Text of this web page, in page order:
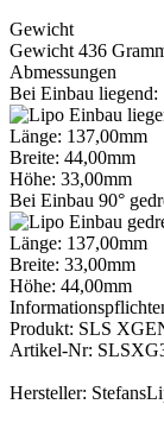
Gewicht
Gewicht 436
Abmessungen
Bei Einbau liegend:
Länge: 137,00mm
Breite: 44,00mm
Höhe: 33,00mm
Bei Einbau 90°
Länge: 137,00mm
Breite: 33,00mm
Höhe: 44,00mm
Produkt: SLS
Artikel-Nr:
Hersteller: